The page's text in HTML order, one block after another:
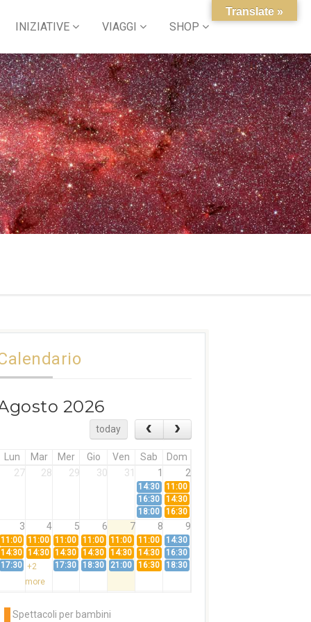
INIZIATIVE VIAGGI SHOP
2026
today
Lun Mar Mer Gio Ven Sab
Dom
27
28 29 30 31 1 2
14:30
11:00
16:30
14:30
18:00
16:30
3 4 5 6 7 8 9
11:00 11:00 11:00 11:00 11:00 11:00
14:30
14:30 14:30 14:30 14:30 14:30 14:30
16:30
17:30 +2
more
17:30 18:30 21:00 16:30 18:30
11:00Spettacoli per bambini
Translate »